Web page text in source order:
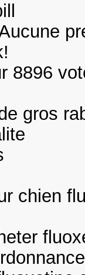
8896
gros
chien